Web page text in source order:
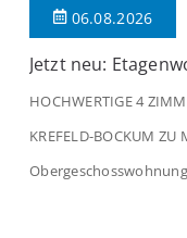
06.08.2026
Jetzt neu:
HOCHWERTIGE 4
KREFELD-BOCKUM